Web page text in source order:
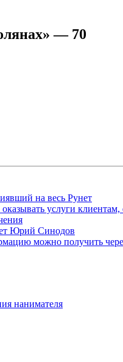
— 70
на весь Рунет
услуги
Юрий Синодов
можно получить
нанимателя